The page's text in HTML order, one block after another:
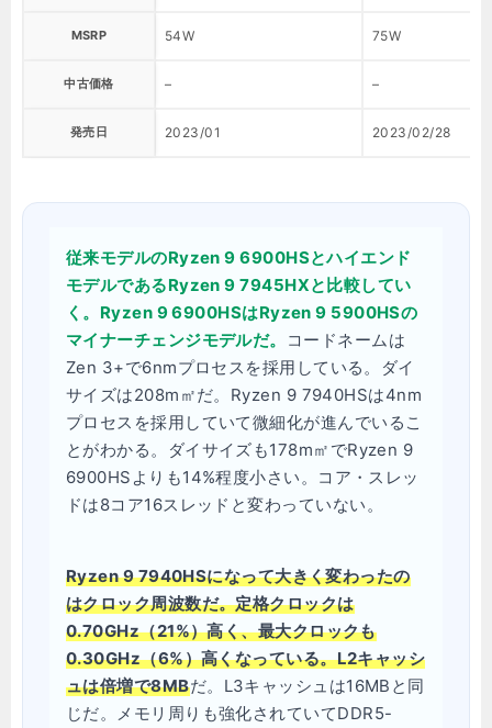
MSRP 54W 75W
中古価格 – –
発売日 2023/01 2023/02/28
従来モデルのRyzen 9 6900HSとハイエンド
モデルであるRyzen 9 7945HXと比較してい
く。Ryzen 9 6900HSはRyzen 9 5900HSの
マイナーチェンジモデルだ。
コードネームは
Zen 3+で6nmプロセスを採用している。ダイ
サイズは208m㎡だ。Ryzen 9 7940HSは4nm
プロセスを採用していて微細化が進んでいるこ
とがわかる。ダイサイズも178m㎡でRyzen 9
6900HSよりも14%程度小さい。コア・スレッ
ドは8コア16スレッドと変わっていない。
Ryzen 9 7940HSになって大きく変わったの
はクロック周波数だ。定格クロックは
0.70GHz（21%）高く、最大クロックも
0.30GHz（6%）高くなっている。L2キャッシ
ュは倍増で8MBだ。L3キャッシュは16MBと同
じだ。メモリ周りも強化されていてDDR5-